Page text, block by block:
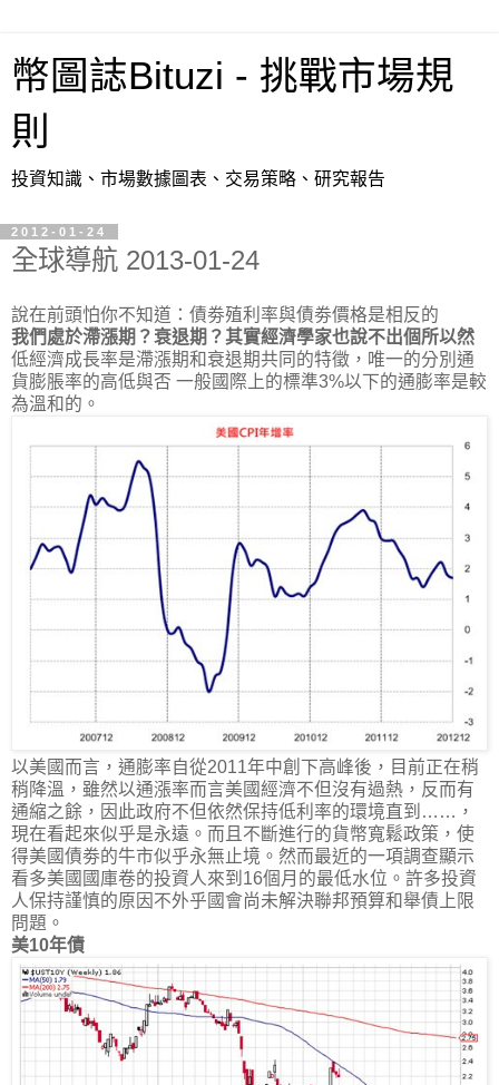
幣圖誌Bituzi - 挑戰市場規
則
投資知識、市場數據圖表、交易策略、研究報告
2012-01-24
全球導航 2013-01-24
說在前頭怕你不知道：債劵殖利率與債劵價格是相反的
我們處於滯漲期？衰退期？其實經濟學家也說不出個所以然
低經濟成長率是滯漲期和衰退期共同的特徵，唯一的分別通
貨膨脹率的高低與否 一般國際上的標準3%以下的通膨率是較
為溫和的。
以美國而言，通膨率自從2011年中創下高峰後，目前正在稍
稍降溫，雖然以通漲率而言美國經濟不但沒有過熱，反而有
通縮之餘，因此政府不但依然保持低利率的環境直到……，
現在看起來似乎是永遠。而且不斷進行的貨幣寬鬆政策，使
得美國債劵的牛市似乎永無止境。然而最近的一項調查顯示
看多美國國庫卷的投資人來到16個月的最低水位。許多投資
人保持謹慎的原因不外乎國會尚未解決聯邦預算和舉債上限
問題。
美10年債